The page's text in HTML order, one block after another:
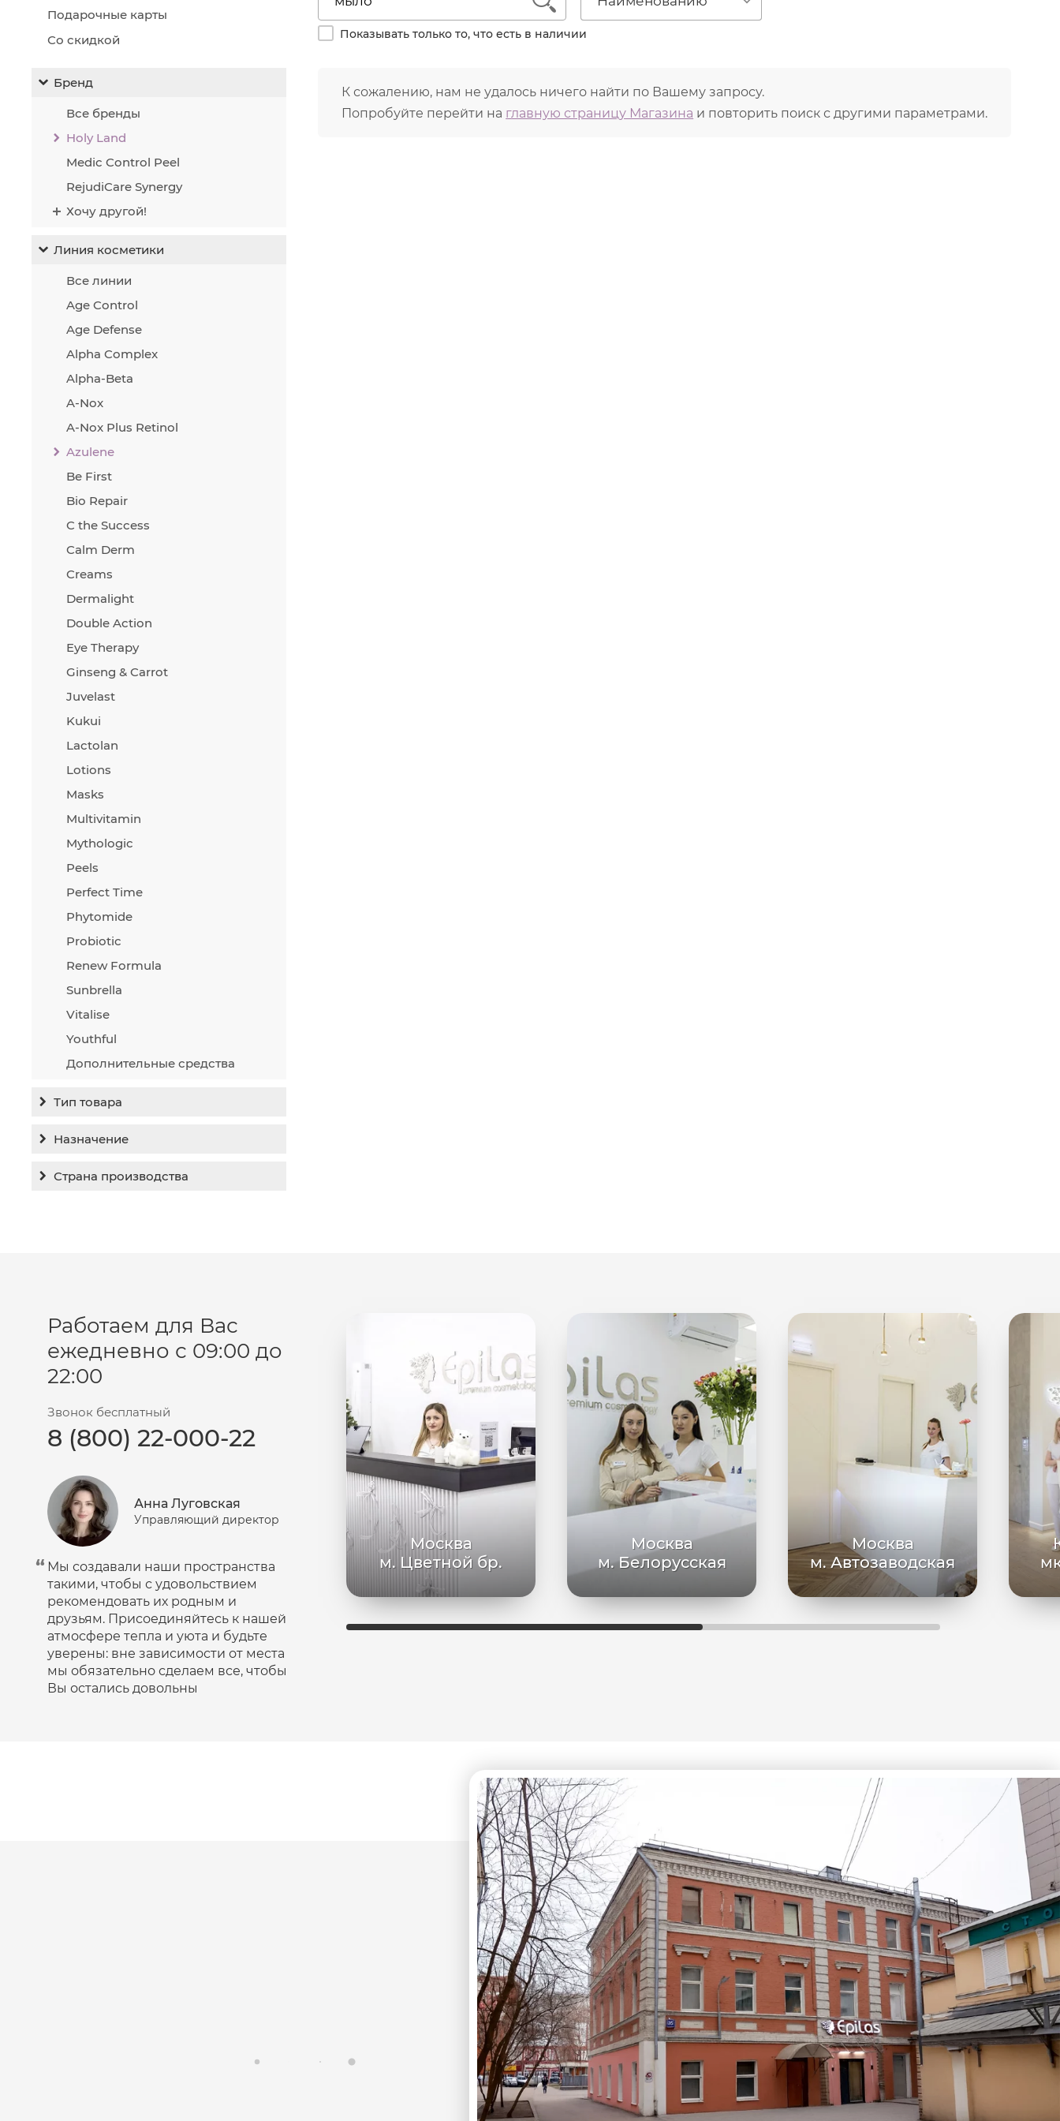
Подарочные карты
Со скидкой
Бренд
Все бренды
Holy Land
Medic Control Peel
RejudiCare Synergy
Хочу другой!
Линия косметики
Все линии
Age Control
Age Defense
Alpha Complex
Alpha-Beta
A-Nox
A-Nox Plus Retinol
Azulene
Be First
Bio Repair
C the Success
Calm Derm
Creams
Dermalight
Double Action
Eye Therapy
Ginseng & Carrot
Juvelast
Kukui
Lactolan
Lotions
Masks
Multivitamin
Mythologic
Peels
Perfect Time
Phytomide
Probiotic
Renew Formula
Sunbrella
Vitalise
Youthful
Дополнительные средства
Тип товара
Концентрат
Мусс
Мыло
Набор косметики
Пилинг
Пудра
Сыворотка
Шампунь
Эмульсия
Назначение
Постакне
Против морщин
Противовозрастной
Страна производства
Уменьшает воспаления, ускоряет заживление повреждений кожи
Стимулирует процессы регенерации эпидермиса
Показывать только то, что есть в наличии
К сожалению, нам не удалось ничего найти по Вашему запросу.
Попробуйте перейти на главную страницу Магазина и повторить поиск с другими параметрами.
Работаем для Вас
ежедневно с 09:00 до
22:00
Звонок бесплатный
8 (800) 22-000-22
Анна Луговская
Управляющий директор
Мы создавали наши пространства
такими, чтобы с удовольствием
рекомендовать их родным и
друзьям. Присоединяйтесь к нашей
атмосфере тепла и уюта и будьте
уверены: вне зависимости от места
мы обязательно сделаем все, чтобы
Вы остались довольны